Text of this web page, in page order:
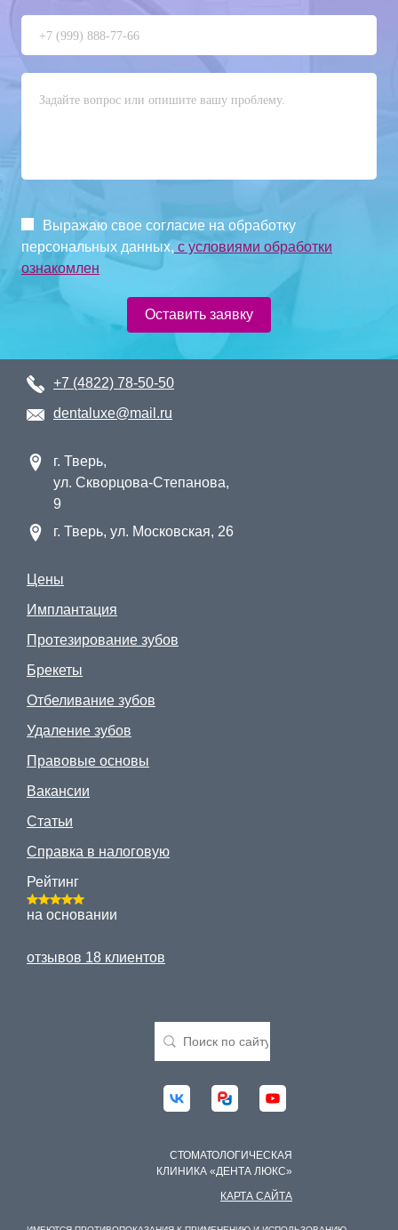
Выражаю свое согласие на обработку
персональных данных, с условиями обработки
ознакомлен
Оставить заявку
+7 (4822) 78-50-50
dentaluxe@mail.ru
г. Тверь,
ул. Скворцова-Степанова,
9
г. Тверь, ул. Московская, 26
Цены
Имплантация
Протезирование зубов
Брекеты
Отбеливание зубов
Удаление зубов
Правовые основы
Вакансии
Статьи
Справка в налоговую
Рейтинг
на основании
отзывов 18 клиентов
СТОМАТОЛОГИЧЕСКАЯ
КЛИНИКА «ДЕНТА ЛЮКС»
КАРТА САЙТА